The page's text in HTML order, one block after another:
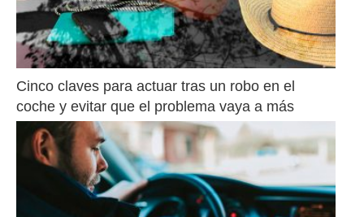
Cinco claves para actuar tras un robo en el
coche y evitar que el problema vaya a más